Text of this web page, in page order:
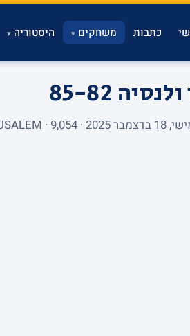
כתבות משחקים▾ היסטוריה▾
85-82